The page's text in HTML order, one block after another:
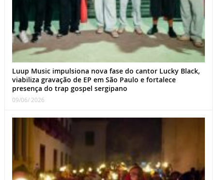
Luup Music impulsiona nova fase do cantor Lucky Black,
viabiliza gravação de EP em São Paulo e fortalece
presença do trap gospel sergipano
09/06/ 2026